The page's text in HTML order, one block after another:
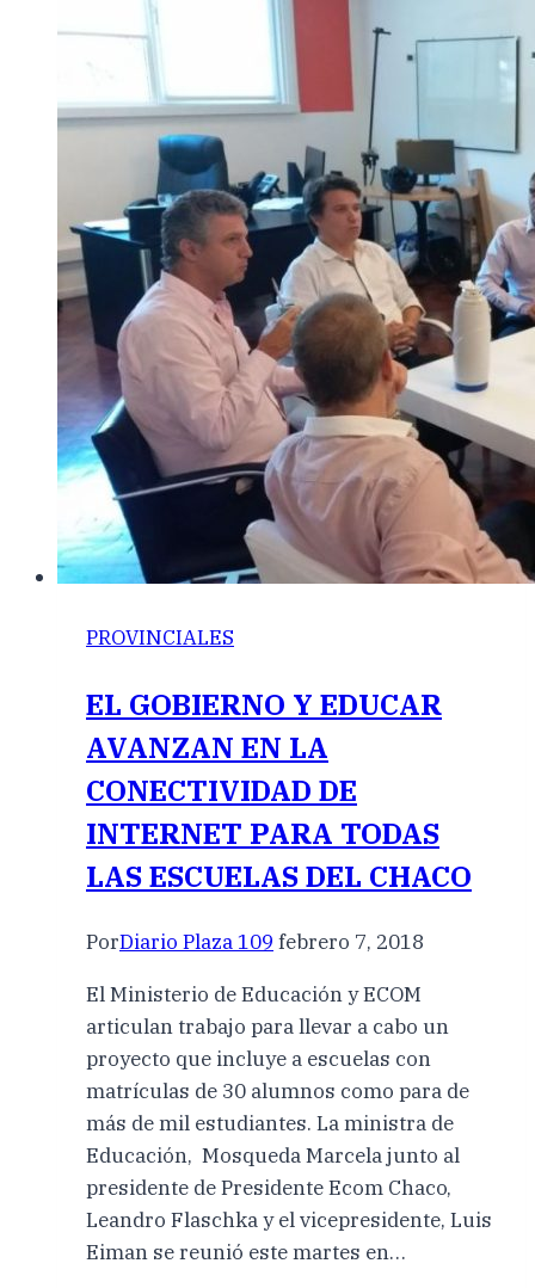
PROVINCIALES
EL GOBIERNO Y EDUCAR
AVANZAN EN LA
CONECTIVIDAD DE
INTERNET PARA TODAS
LAS ESCUELAS DEL CHACO
PorDiario Plaza 109 febrero 7, 2018
El Ministerio de Educación y ECOM
articulan trabajo para llevar a cabo un
proyecto que incluye a escuelas con
matrículas de 30 alumnos como para de
más de mil estudiantes. La ministra de
Educación, Mosqueda Marcela junto al
presidente de Presidente Ecom Chaco,
Leandro Flaschka y el vicepresidente, Luis
Eiman se reunió este martes en…